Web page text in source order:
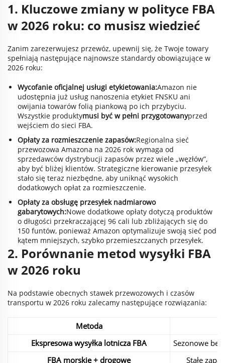
1. Kluczowe zmiany w polityce FBA
w 2026 roku: co musisz wiedzieć
Zanim zarezerwujesz przewóz, upewnij się, że Twoje towary
spełniają następujące najnowsze standardy obowiązujące w
2026 roku:
Wycofanie oficjalnej usługi etykietowania:Amazon nie
udostępnia już usług nanoszenia etykiet FNSKU ani
owijania towarów folią piankową po ich przybyciu.
Wszystkie produktymusi być w pełni przygotowanyprzed
wejściem do sieci FBA.
Opłaty za rozmieszczenie zapasów:Regionalna sieć
przewozowa Amazona na 2026 rok wymaga od
sprzedawców dystrybucji zapasów przez wiele „węzłów”,
aby być bliżej klientów. Strategiczne kierowanie przesyłek
stało się teraz niezbędne, aby uniknąć wysokich
dodatkowych opłat za rozmieszczenie.
Opłaty za obsługę przesyłek nadmiarowo
gabarytowych:Nowe dodatkowe opłaty dotyczą produktów
o długości przekraczającej 96 cali lub zbliżających się do
150 funtów, ponieważ Amazon optymalizuje swoją sieć pod
kątem mniejszych, szybko przemieszczanych przesyłek.
2. Porównanie metod wysyłki FBA
w 2026 roku
Na podstawie obecnych stawek przewozowych i czasów
transportu w 2026 roku zalecamy następujące rozwiązania:
Metoda
Ekspresowa wysyłka lotnicza FBA
Sezonowe
FBA morskie + drogowe
Stałe